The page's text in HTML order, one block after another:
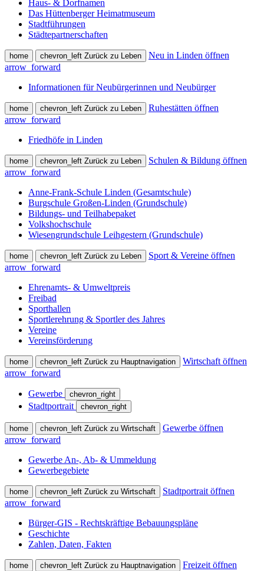
Haus- & Dorfnamen
Das Hüttenberger Heimatmuseum
Stadtführungen
Städtepartnerschaften
home chevron_left Zurück zu Leben
Neu in Linden öffnen
arrow_forward
Informationen für Neubürgerinnen und Neubürger
home chevron_left Zurück zu Leben
Ruhestätten öffnen
arrow_forward
Friedhöfe in Linden
home chevron_left Zurück zu Leben
Schulen & Bildung öffnen
arrow_forward
Anne-Frank-Schule Linden (Gesamtschule)
Burgschule Großen-Linden (Grundschule)
Bildungs- und Teilhabepaket
Volkshochschule
Wiesengrundschule Leihgestern (Grundschule)
home chevron_left Zurück zu Leben
Sport & Vereine öffnen
arrow_forward
Ehrenamts- & Umweltpreis
Freibad
Sporthallen
Sportlerehrung & Sportler des Jahres
Vereine
Vereinsförderung
home chevron_left Zurück zu Hauptnavigation
Wirtschaft öffnen
arrow_forward
Gewerbe chevron_right
Stadtportrait chevron_right
home chevron_left Zurück zu Wirtschaft
Gewerbe öffnen
arrow_forward
Gewerbe An-, Ab- & Ummeldung
Gewerbegebiete
home chevron_left Zurück zu Wirtschaft
Stadtportrait öffnen
arrow_forward
Bürger-GIS - Rechtskräftige Bebauungspläne
Geschichte
Zahlen, Daten, Fakten
home chevron_left Zurück zu Hauptnavigation
Freizeit öffnen